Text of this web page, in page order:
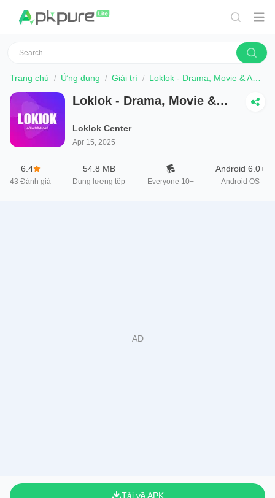
Trang chủ Ứng dụng Giải trí Loklok - Drama, Movie & Anime
Loklok - Drama, Movie &
Loklok Center
Apr 15, 2025
6.4
43 Đánh giá
54.8 MB
Dung lượng tệp Everyone 10+
Android 6.0+
Android OS
Tải về APK